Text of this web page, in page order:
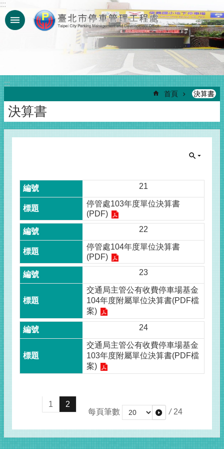
跳到主要內容區塊
:::
:::
首頁 決算書
決算書
21
停管處103年度單位決算書
(PDF)
22
停管處104年度單位決算書
(PDF)
23
交通局主管公有收費停車場基金
104年度附屬單位決算書(PDF檔
案)
24
交通局主管公有收費停車場基金
103年度附屬單位決算書(PDF檔
案)
1
2
每頁筆數
/ 24